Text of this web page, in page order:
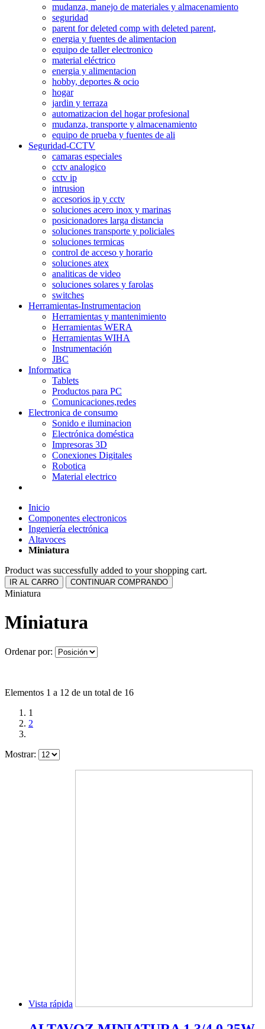
mudanza, manejo de materiales y almacenamiento
seguridad
parent for deleted comp with deleted parent,
energia y fuentes de alimentacion
equipo de taller electronico
material eléctrico
energia y alimentacion
hobby, deportes & ocio
hogar
jardin y terraza
automatizacion del hogar profesional
mudanza, transporte y almacenamiento
equipo de prueba y fuentes de ali
Seguridad-CCTV
camaras especiales
cctv analogico
cctv ip
intrusion
accesorios ip y cctv
soluciones acero inox y marinas
posicionadores larga distancia
soluciones transporte y policiales
soluciones termicas
control de acceso y horario
soluciones atex
analiticas de video
soluciones solares y farolas
switches
Herramientas-Instrumentacion
Herramientas y mantenimiento
Herramientas WERA
Herramientas WIHA
Instrumentación
JBC
Informatica
Tablets
Productos para PC
Comunicaciones,redes
Electronica de consumo
Sonido e iluminacion
Electrónica doméstica
Impresoras 3D
Conexiones Digitales
Robotica
Material electrico
Inicio
Componentes electronicos
Ingeniería electrónica
Altavoces
Miniatura
Product was successfully added to your shopping cart.
IR AL CARRO CONTINUAR COMPRANDO
Miniatura
Miniatura
Ordenar por:
Elementos 1 a 12 de un total de 16
1
2
Mostrar:
Vista rápida